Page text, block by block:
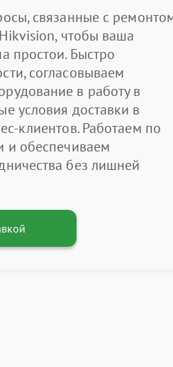
связанные с
чтобы ваша
простои. Быстро
согласовываем
в работу в
условия доставки в
клиентов. Работаем по
и обеспечиваем
без лишней